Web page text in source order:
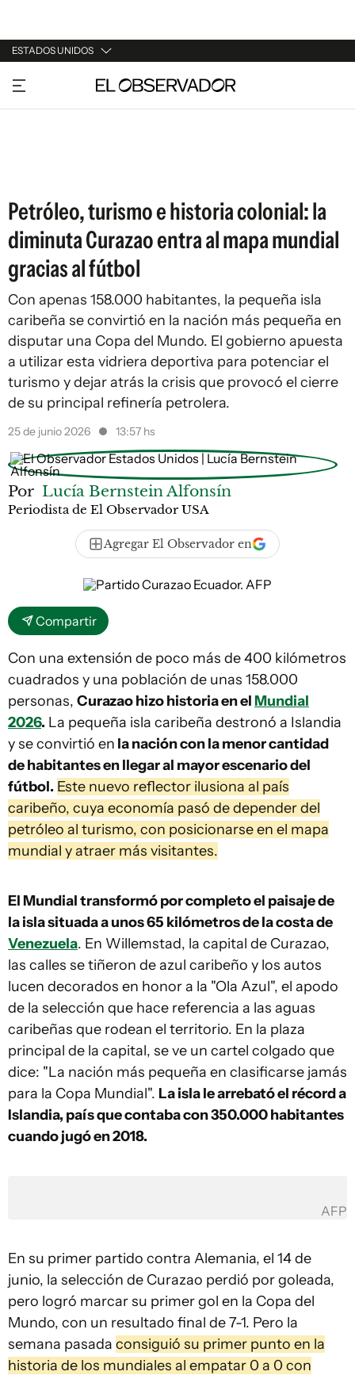
ESTADOS UNIDOS
URUGUAY
ARGENTINA
Petróleo, turismo e historia colonial: la
diminuta Curazao entra al mapa mundial
gracias al fútbol
Con apenas 158.000 habitantes, la pequeña isla
caribeña se convirtió en la nación más pequeña en
disputar una Copa del Mundo. El gobierno apuesta
a utilizar esta vidriera deportiva para potenciar el
turismo y dejar atrás la crisis que provocó el cierre
de su principal refinería petrolera.
25 de junio 2026 13:57 hs
Por Lucía Bernstein Alfonsín
Periodista de El Observador USA
Agregar El Observador en
Compartir
Con una extensión de poco más de 400 kilómetros
cuadrados y una población de unas 158.000
personas, Curazao hizo historia en elMundial
2026. La pequeña isla caribeña destronó a Islandia
y se convirtió en la nación con la menor cantidad
de habitantes en llegar al mayor escenario del
fútbol. Este nuevo reflector ilusiona al país
caribeño, cuya economía pasó de depender del
petróleo al turismo, con posicionarse en el mapa
mundial y atraer más visitantes.
El Mundial transformó por completo el paisaje de
la isla situada a unos 65 kilómetros de la costa de
Venezuela. En Willemstad, la capital de Curazao,
las calles se tiñeron de azul caribeño y los autos
lucen decorados en honor a la "Ola Azul", el apodo
de la selección que hace referencia a las aguas
caribeñas que rodean el territorio. En la plaza
principal de la capital, se ve un cartel colgado que
dice: "La nación más pequeña en clasificarse jamás
para la Copa Mundial". La isla le arrebató el récord a
Islandia, país que contaba con 350.000 habitantes
cuando jugó en 2018.
AFP
En su primer partido contra Alemania, el 14 de
junio, la selección de Curazao perdió por goleada,
pero logró marcar su primer gol en la Copa del
Mundo, con un resultado final de 7-1. Pero la
semana pasada consiguió su primer punto en la
historia de los mundiales al empatar 0 a 0 con